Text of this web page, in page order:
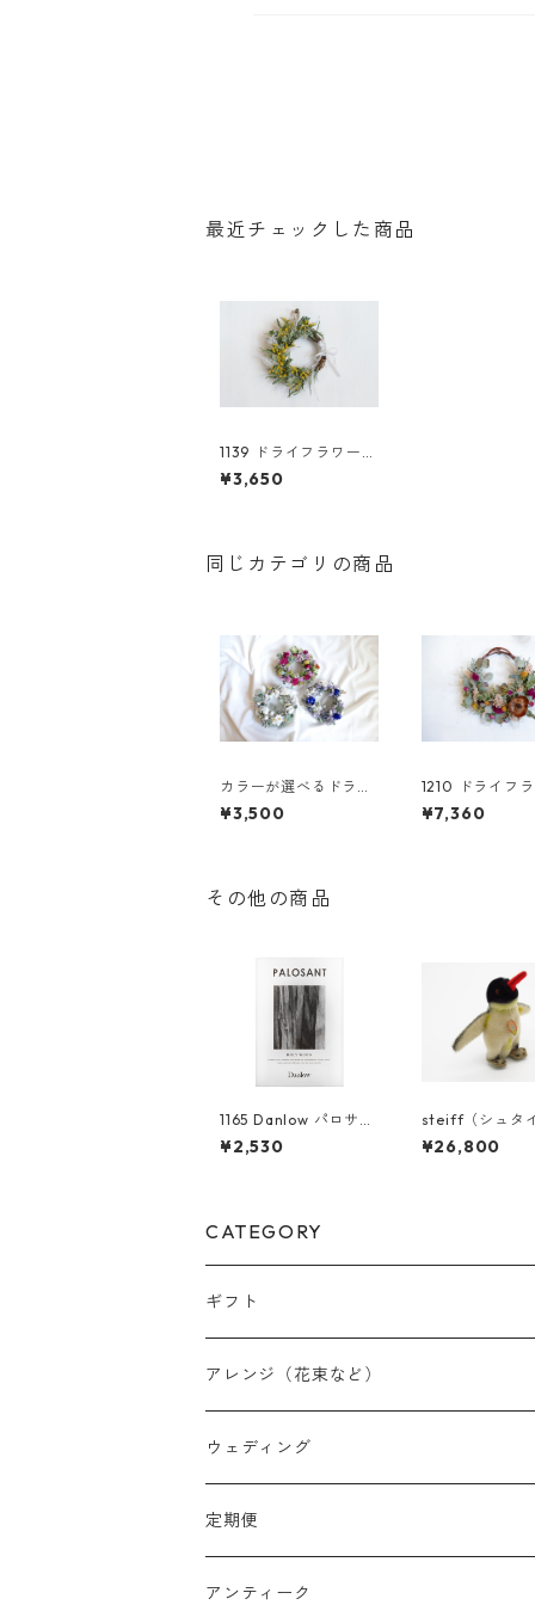
最近チェックした商品
1139 ドライフラワー
リース ミモザ
¥3,650
同じカテゴリの商品
カラーが選べるドライ
フラワーリースS
¥3,500
1210 ドライフ
リース
¥7,360
その他の商品
1165 Danlow パロサン
ト スティック(香木)
¥2,530
steiff（シュタ
社）Peggy オ
052
¥26,800
CATEGORY
ギフト
アレンジ（花束など）
スワッグ
リース
クリスマスリース
フラワーボックス
ウェディング
定期便
アンティーク